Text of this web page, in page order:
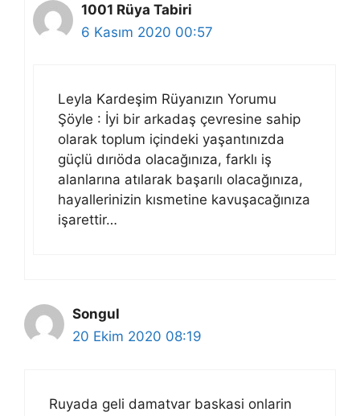
1001 Rüya Tabiri
6 Kasım 2020 00:57
Leyla Kardeşim Rüyanızın Yorumu
Şöyle : İyi bir arkadaş çevresine sahip
olarak toplum içindeki yaşantınızda
güçlü dırıöda olacağınıza, farklı iş
alanlarına atılarak başarılı olacağınıza,
hayallerinizin kısmetine kavuşacağınıza
işarettir…
Songul
20 Ekim 2020 08:19
Ruyada geli damatvar baskasi onlarin